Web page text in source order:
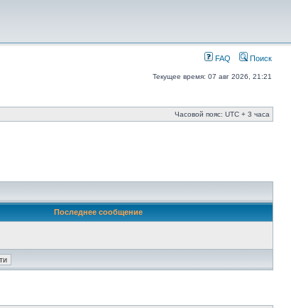
FAQ Поиск
Текущее время: 07 авг 2026, 21:21
Часовой пояс: UTC + 3 часа
Последнее сообщение